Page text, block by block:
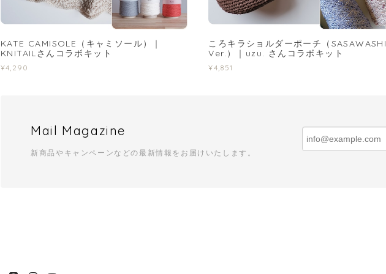
KATE CAMISOLE（キャミソール）｜
KNITAILさんコラボキット
¥4,290
ころキラショルダーポーチ（SASAWASHI
Ver.）｜uzu. さんコラボキット
¥4,851
Mail Magazine
新商品やキャンペーンなどの最新情報をお届けいたします。